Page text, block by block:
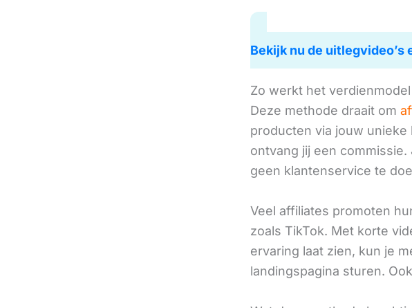
Bekijk nu de uitlegvideo’s
Zo werkt het verdienmodel
Deze methode draait om
producten via jouw unieke
ontvang jij een
geen klantenservice te
Veel affiliates promoten
zoals TikTok. Met korte
ervaring laat zien, kun je
landingspagina sturen.